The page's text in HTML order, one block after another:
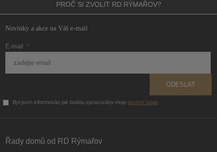
PROČ SI ZVOLIT RD RÝMAŘOV?
Novinky a akce na Váš e-mail
E-mail *
ODESLAT
Byl jsem informován jak budou zpracovány moje osobní údaje
odeslat.
Řady domů od RD Rýmařov